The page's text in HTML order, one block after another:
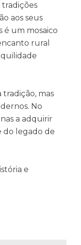
tradições
aos seus
é um mosaico
rural
mas
No
a adquirir
do legado de
e